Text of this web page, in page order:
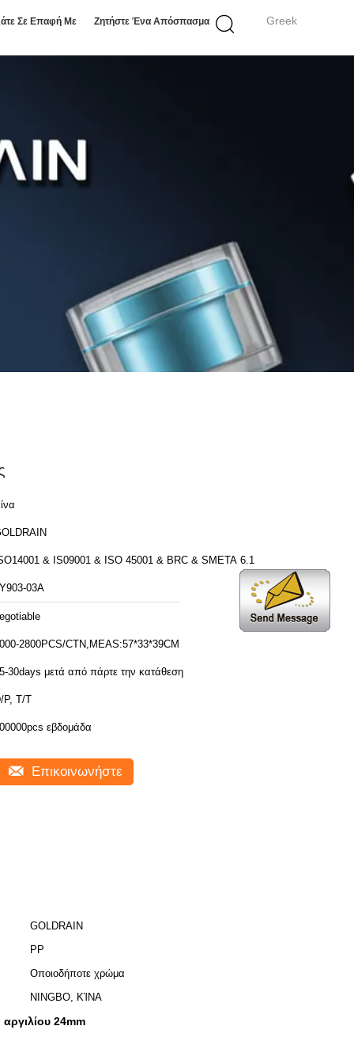
Greek
Σε Επαφή Με Ζητήστε Ένα Απόσπασμα
& IS09001 & ISO 45001 & BRC & SMETA 6.1
03A
2800PCS/CTN,MEAS:57*33*39CM
30days μετά από πάρτε την κατάθεση
P, T/T
εβδομάδα
Επικοινωνήστε
GOLDRAIN
PP
Οποιοδήποτε χρώμα
NINGBO, ΚΊΝΑ
24mm